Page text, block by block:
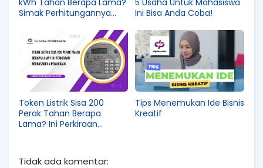
kWh Tahan Berapa Lama?
Simak Perhitungannya
5 Usaha Untuk Mahasiswa
Ini Bisa Anda Coba!
Token Listrik Sisa 200
Perak Tahan Berapa
Lama? Ini Perkiraan
Tips Menemukan Ide Bisnis
Kreatif
Tidak ada komentar: